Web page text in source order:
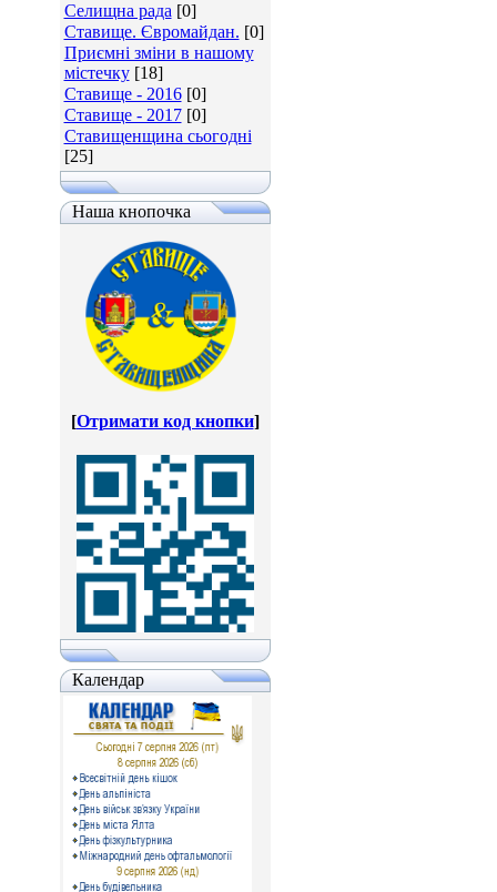
Селищна рада [0]
Ставище. Євромайдан. [0]
Приємні зміни в нашому
містечку [18]
Ставище - 2016 [0]
Ставище - 2017 [0]
Ставищенщина сьогодні
[25]
Наша кнопочка
[Отримати код кнопки]
Календар